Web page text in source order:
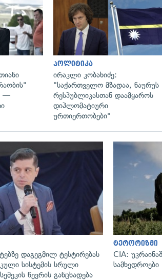
გადახედვა
—
პოლიტიკა
ირაკლი კობახიძე:
"საქართველო მზადაა, ნაურუს
რესპუბლიკასთან დაამყაროს
დიპლომატიური
ურთიერთობები"
დაგეგმილ ტესტირებას
სისტემის სრული
წევრის განცხადება
ტერორიზმი
CIA: